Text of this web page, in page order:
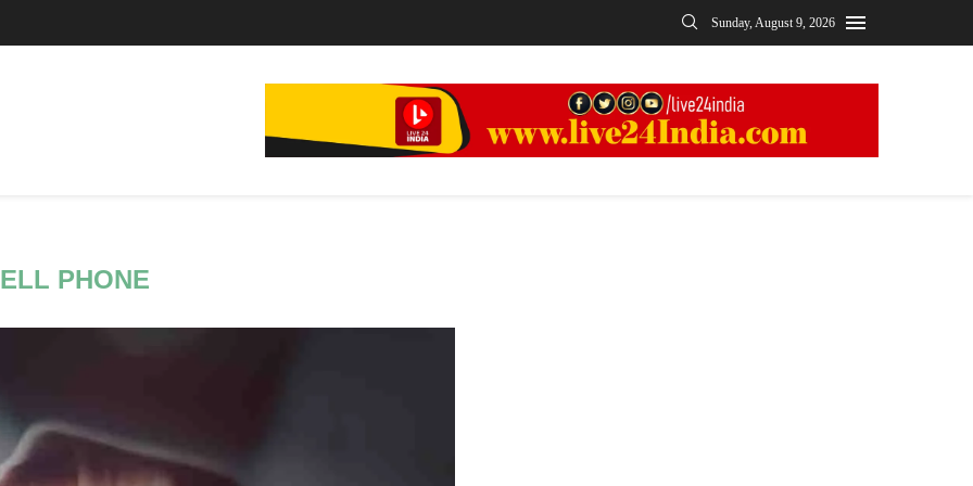
Sunday, August 9, 2026
PHONE